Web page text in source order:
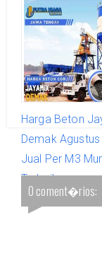
Purwokerto
2026 – Jual
Murah & Terbaik
Harga Beton
Demak
Jual Per M3
Terbaik
0 coment�rios: